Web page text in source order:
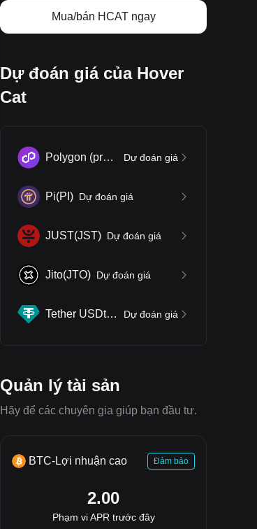
Mua/bán HCAT ngay
Dự đoán giá của Hover
Cat
Polygon (prev. MATIC) (POL)
Dự đoán giá
Pi(PI ) Dự đoán giá
JUST(JST) Dự đoán giá
Jito(JTO) Dự đoán giá
Tether USDt
(USDT)
Dự đoán giá
Quản lý tài sản
Hãy để các chuyên gia giúp bạn đầu tư.
BTC-Lợi nhuận cao Đảm bảo
2.00
Phạm vi APR trước đây